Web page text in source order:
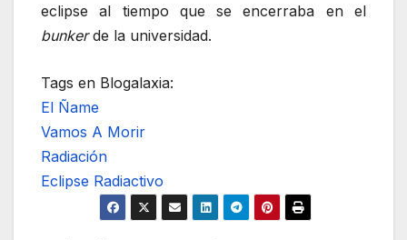
eclipse al tiempo que se encerraba en el
bunkerde la universidad.
Tags en Blogalaxia:
El Ñame
Vamos A Morir
Radiación
Eclipse Radiactivo